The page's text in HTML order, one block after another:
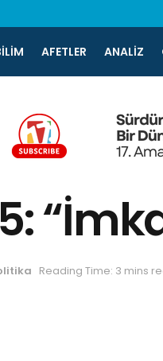
AFETLER ANALIZ
Reading Time: 3 mins